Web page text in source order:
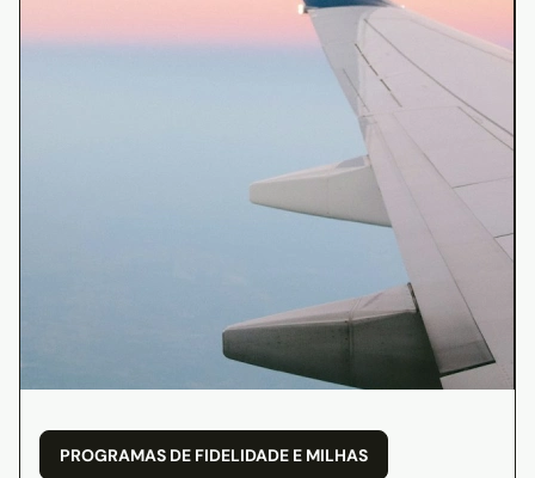
PROGRAMAS DE FIDELIDADE E MILHAS